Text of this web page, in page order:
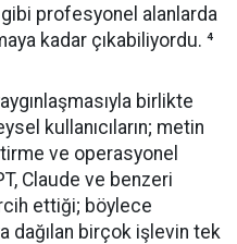
profesyonel alanlarda
kadar çıkabiliyordu. ⁴
birlikte
kullanıcıların; metin
ve operasyonel
Claude ve benzeri
ettiği; böylece
dağılan birçok işlevin tek